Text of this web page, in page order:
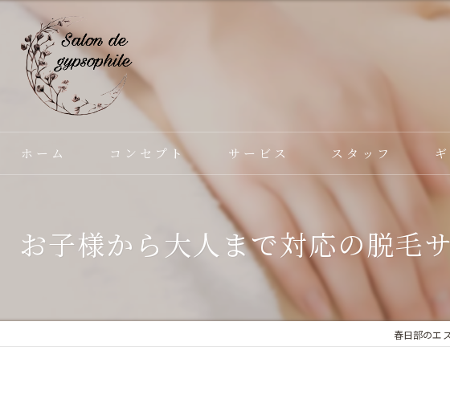
ホーム コンセプト サービス スタッフ
お子様から大人まで対応の脱毛
春日部のエ